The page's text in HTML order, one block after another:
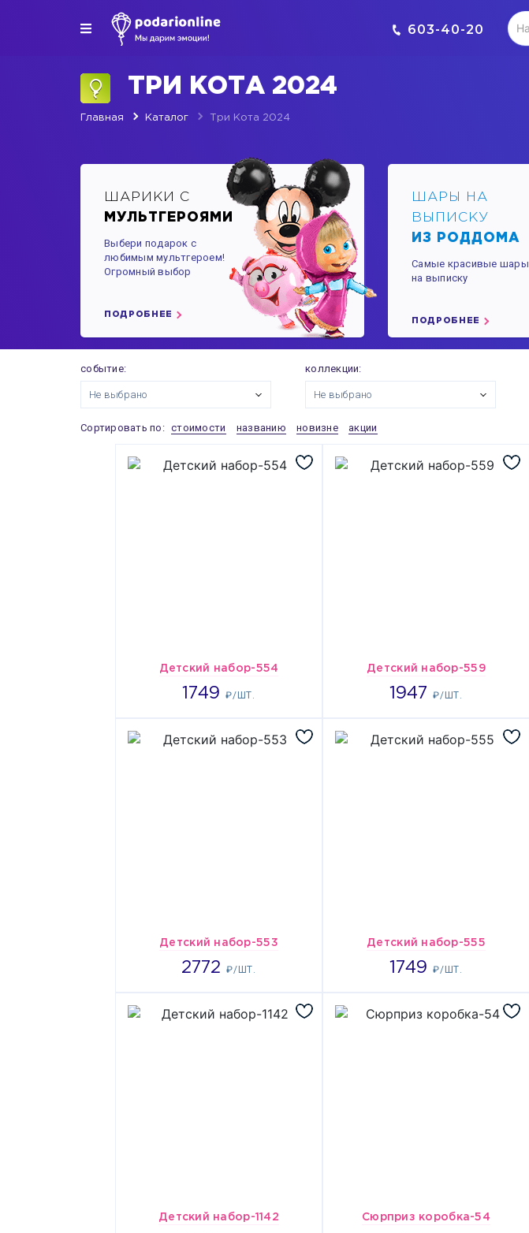
603-40-20
ТРИ КОТА 2024
Главная Каталог Три Кота 2024
ШАРИКИ С
МУЛЬТГЕРОЯМИ
Выбери подарок с
любимым мультгероем!
Огромный выбор
ПОДРОБНЕЕ
ШАРЫ НА
ВЫПИСКУ
ИЗ РОДДОМА
Самые красивые шары
на выписку
ПОДРОБНЕЕ
событие:
Не выбрано
коллекции:
Не выбрано
Сортировать по: стоимости названию новизне акции
Детский набор-554
1749₽/ШТ.
1749 Детский набор-559
1947₽/ШТ.
1947
Детский набор-553
2772₽/ШТ.
2772 Детский набор-555
1749₽/ШТ.
1749
Детский набор-1142
2246 Сюрприз коробка-54
4979